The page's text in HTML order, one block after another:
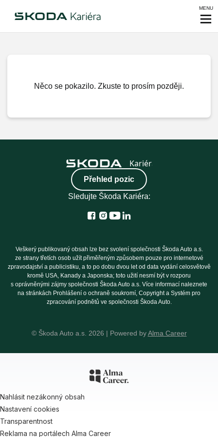
MENU
Něco se pokazilo. Zkuste to prosím později.
Přehled pozic
Sledujte Škoda Kariéra:
Veškerý publikovaný obsah lze bez svolení společnosti Škoda Auto a.s.
ze strany třetích osob užít přiměřeným způsobem pouze pro internetové
zpravodajství a publicistiku, a to po dobu dvou let od data vydání celosvětově
kromě USA, Kanady a Japonska; toto užití nesmí být v rozporu
s oprávněnými zájmy společnosti Škoda Auto a.s. Více informací naleznete
na stránkách Prohlášení o ochraně soukromí, Copyright a Systém pro
zpracování podnětů ve společnosti Škoda Auto.
© Škoda Auto a.s. 2026 | Powered byAlma Career
Nahlásit nezákonný obsah
Nastavení cookies
Transparentnost
Reklama na portálech Alma Career